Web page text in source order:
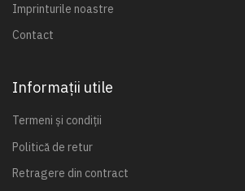
Imprinturile noastre
Contact
Informații utile
Termeni și condiții
Politică de retur
Retragere din contract